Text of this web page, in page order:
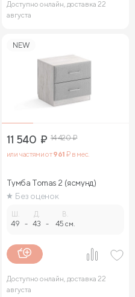
Доступно онлайн, доставка 22
августа
NEW
11 540 ₽ 14 420₽
или частями от961 ₽ в мес.
Тумба Tomas 2 (ясмунд)
Без оценок
49 -
Д.
43 -
В.
45 см.
Доступно онлайн, доставка 22
августа